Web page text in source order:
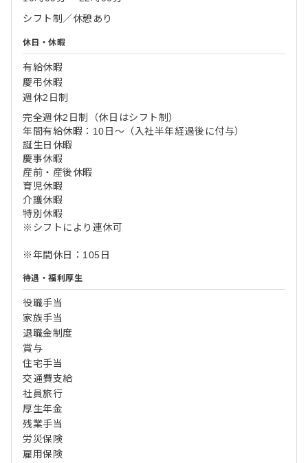
シフト制／休憩あり
休日・休暇
有給休暇
慶弔休暇
週休2日制
完全週休2日制（休日はシフト制）
年間有給休暇：10日～（入社半年経過後に付与）
誕生日休暇
慶事休暇
産前・産後休暇
育児休暇
介護休暇
特別休暇
※シフトにより連休可
※年間休日：105日
待遇・福利厚生
役職手当
家族手当
退職金制度
賞与
住宅手当
交通費支給
社員旅行
厚生年金
残業手当
労災保険
雇用保険